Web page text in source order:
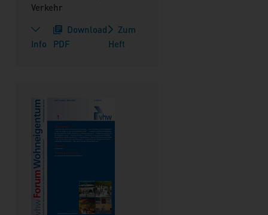
Verkehr
Info
Download
PDF
Zum
Heft